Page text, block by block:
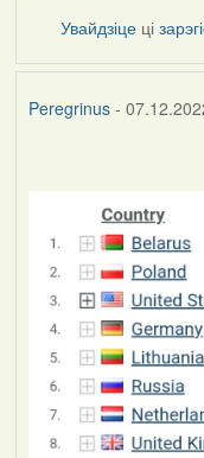
Увайдзіце ці
Peregrinus-